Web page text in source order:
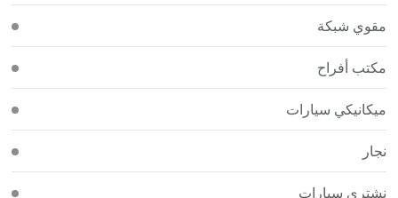
مقوي شبكة
مكتب أفراح
ميكانيكي سيارات
نجار
نشتري سيارات